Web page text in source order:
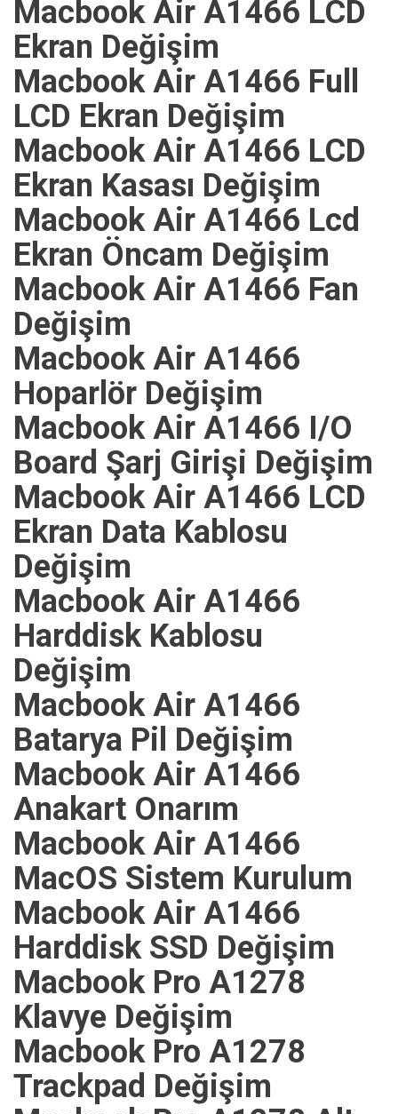
Macbook Air A1466 LCD
Ekran Değişim
Macbook Air A1466 Full
LCD Ekran Değişim
Macbook Air A1466 LCD
Ekran Kasası Değişim
Macbook Air A1466 Lcd
Ekran Öncam Değişim
Macbook Air A1466 Fan
Değişim
Macbook Air A1466
Hoparlör Değişim
Macbook Air A1466 I/O
Board Şarj Girişi Değişim
Macbook Air A1466 LCD
Ekran Data Kablosu
Değişim
Macbook Air A1466
Harddisk Kablosu
Değişim
Macbook Air A1466
Batarya Pil Değişim
Macbook Air A1466
Anakart Onarım
Macbook Air A1466
MacOS Sistem Kurulum
Macbook Air A1466
Harddisk SSD Değişim
Macbook Pro A1278
Klavye Değişim
Macbook Pro A1278
Trackpad Değişim